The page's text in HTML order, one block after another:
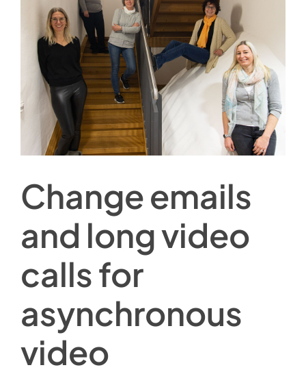
Image
Change emails
and long video
calls for
asynchronous
video